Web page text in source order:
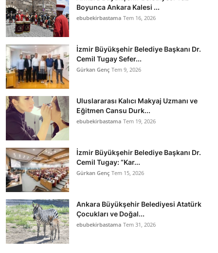
Boyunca Ankara Kalesi ...
ebubekirbastama Tem 16, 2026
İzmir Büyükşehir Belediye Başkanı Dr.
Cemil Tugay Sefer...
Gürkan Genç Tem 9, 2026
Uluslararası Kalıcı Makyaj Uzmanı ve
Eğitmen Cansu Durk...
ebubekirbastama Tem 19, 2026
İzmir Büyükşehir Belediye Başkanı Dr.
Cemil Tugay: “Kar...
Gürkan Genç Tem 15, 2026
Ankara Büyükşehir Belediyesi Atatürk
Çocukları ve Doğal...
ebubekirbastama Tem 31, 2026